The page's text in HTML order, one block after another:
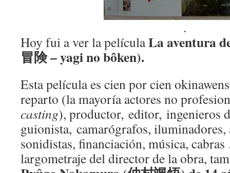
.
Hoy fui a ver la películaLa aventura
冒険 – yagi no bôken).
Esta película es cien por cien
reparto (la mayoría actores no
casting), productor, editor, ingenieros
guionista, camarógrafos, iluminadores,
sonidistas, financiación, música,
largometraje del director de la obra,